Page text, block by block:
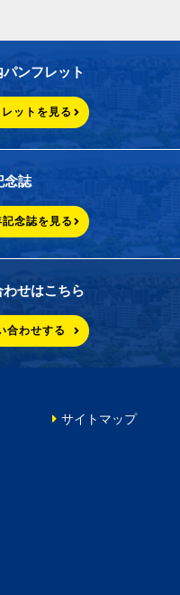
ンフレット
ットを見る
念誌
念誌を見る
わせはこちら
合わせする
サイトマップ